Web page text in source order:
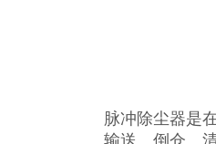
脉冲除尘器是
输送、倒仓、